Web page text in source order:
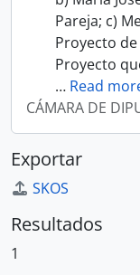
Pareja; c)
Proyecto de
Proyecto
… Read
CÁMARA DE
Exportar
SKOS
Resultados
1